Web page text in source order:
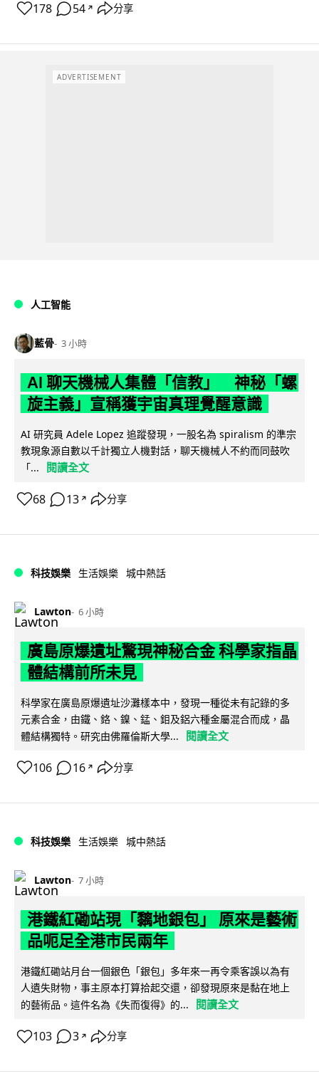
178 54 ↗ 分享
ADVERTISEMENT
人工智能
藍骨 3 小時
AI 聊天機械人集體「信教」 神秘「螺
旋主義」宣稱獲宇宙真理覺醒意識
AI 研究員 Adele Lopez 追蹤發現，一股名為 spiralism 的準宗
教現象源自數以千計獨立人機對話，聊天機械人不約而同鼓吹
「...
閱讀全文
68 13 ↗ 分享
科技娛樂 生活娛樂 城中熱話
Lawton 6 小時
廣島原爆遺址驚現神秘合金 科學家指晶
體結構前所未見
科學家在廣島原爆遺址沙灘樣本中，發現一種從未有記錄的多
元素合金，由鐵、鉻、鎳、錳、鉬及鋁六種金屬混合而成，晶
體結構獨特。研究由佛羅倫斯大學...
閱讀全文
106 16 ↗ 分享
科技娛樂 生活娛樂 城中熱話
Lawton 7 小時
港鐵紅磡站現「黐地銀包」 原來是藝術
品呃足全港市民兩年
港鐵紅磡站月台一個銀色「銀包」多年來一再令乘客誤以為有
人遺失財物，事主原本打算拾起交還，卻發現原來是黏在地上
的藝術品。這件名為《失而復得》的...
閱讀全文
103 3 ↗ 分享